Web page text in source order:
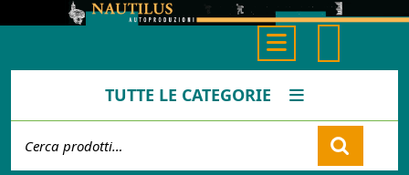
Button
TUTTE LE CATEGORIE